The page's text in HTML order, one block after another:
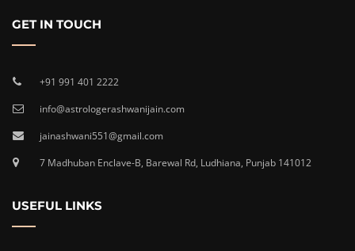
GET IN TOUCH
+91 991 401 2222
info@astrologerashwanijain.com
jainashwani551@gmail.com
7 Madhuban Enclave-B, Barewal Rd, Ludhiana, Punjab 141012
USEFUL LINKS